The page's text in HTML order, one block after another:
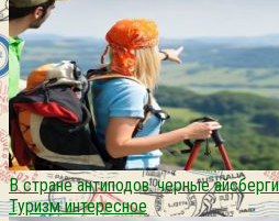
В стране антиподов. черные
Туризм интересное